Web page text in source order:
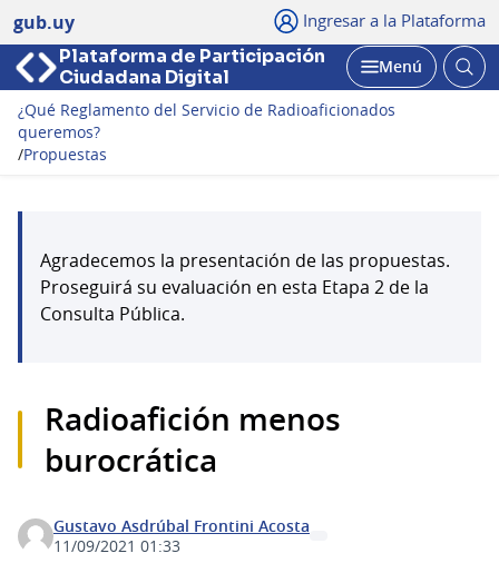
gub.uy Ingresar a la Plataforma
Plataforma de Participación
Ciudadana Digital
Abrir
Menú
¿Qué Reglamento del Servicio de Radioaficionados
queremos?
/Propuestas
Agradecemos la presentación de las propuestas.
Proseguirá su evaluación en esta Etapa 2 de la
Consulta Pública.
Radioafición menos
burocrática
Gustavo Asdrúbal Frontini Acosta
11/09/2021 01:33